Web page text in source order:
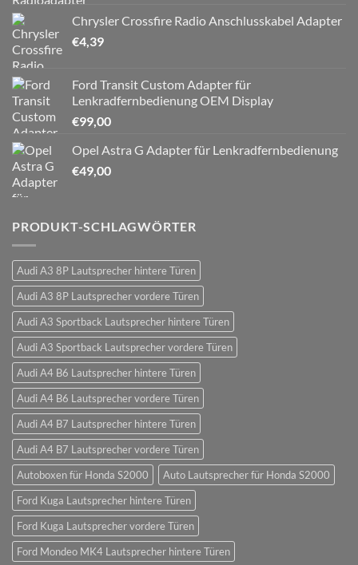
Chrysler Crossfire Radio Anschlusskabel Adapter
€4,39
Ford Transit Custom Adapter für
Lenkradfernbedienung OEM Display
€99,00
Opel Astra G Adapter für Lenkradfernbedienung
€49,00
PRODUKT-SCHLAGWÖRTER
Audi A3 8P Lautsprecher hintere Türen
Audi A3 8P Lautsprecher vordere Türen
Audi A3 Sportback Lautsprecher hintere Türen
Audi A3 Sportback Lautsprecher vordere Türen
Audi A4 B6 Lautsprecher hintere Türen
Audi A4 B6 Lautsprecher vordere Türen
Audi A4 B7 Lautsprecher hintere Türen
Audi A4 B7 Lautsprecher vordere Türen
Autoboxen für Honda S2000
Auto Lautsprecher für Honda S2000
Ford Kuga Lautsprecher hintere Türen
Ford Kuga Lautsprecher vordere Türen
Ford Mondeo MK4 Lautsprecher hintere Türen